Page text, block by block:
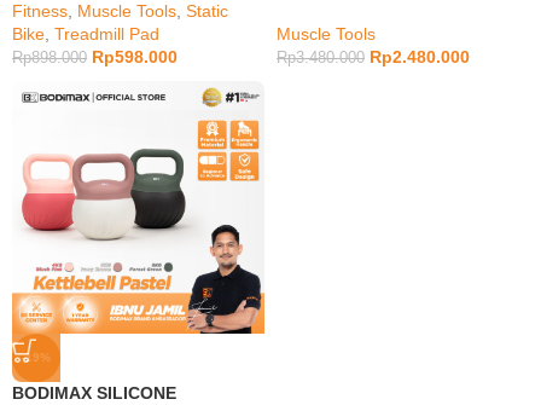
Fitness Muscle Tools Static
Bike Treadmill Pad
Rp898.000 Rp598.000
Muscle Tools
Rp3.480.000 Rp2.480.000
-19%
BODIMAX SILICONE